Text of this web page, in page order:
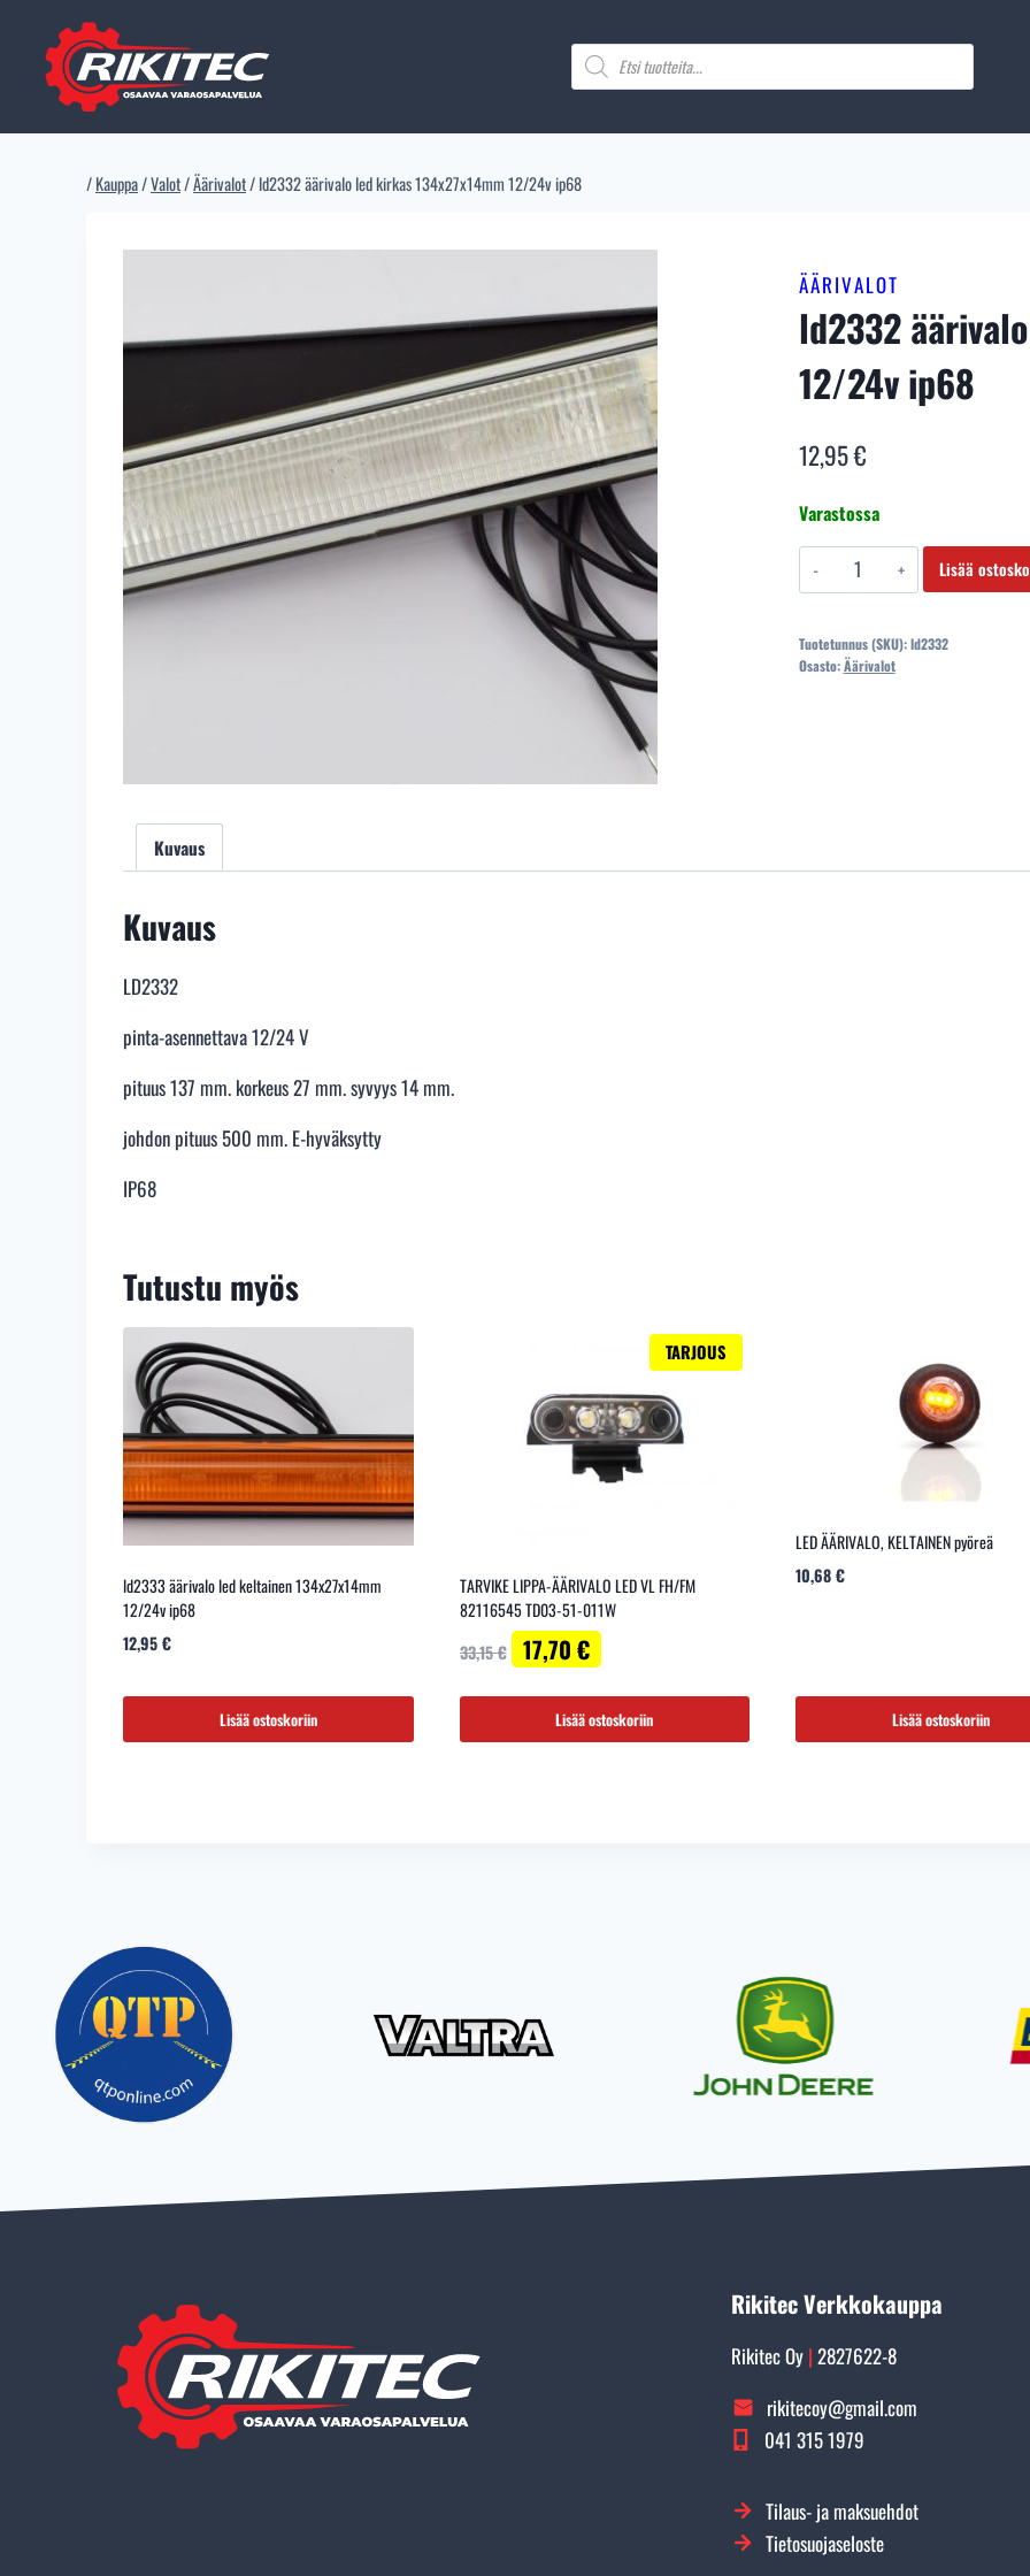
sisältöön
Products
search
/Kauppa/Valot/Äärivalot/ld2332 äärivalo led kirkas 134x27x14mm 12/24v ip68
ÄÄRIVALOT
ld2332
12/24v ip68
12,95€
Varastossa
ld2332
äärivalo
kirkas
Lisää
Tuotetunnus (SKU):ld2332
Osasto:Äärivalot
Kuvaus
Kuvaus
LD2332
pinta-asennettava 12/24 V
pituus 137 mm. korkeus 27 mm. syvyys 14 mm.
johdon pituus 500 mm. E-hyväksytty
IP68
Tutustu myös
ld2333 äärivalo led keltainen 134x27x14mm
12/24v ip68
12,95€
Lisää ostoskoriin
TARJOUS
TARVIKE LIPPA-ÄÄRIVALO LED VL FH/FM
82116545 TD03-51-011W
33,15€ Alkuperäinen
hinta
oli:
33,15 €.
17,70 € Nykyinen
hinta
on:
17,70 €.
Lisää ostoskoriin
LED ÄÄRIVALO, KELTAINEN pyöreä
10,68€
Lisää ostoskoriin
Rikitec Verkkokauppa
Rikitec Oy |2827622-8
rikitecoy@gmail.com
041 315 1979
Tilaus- ja maksuehdot
Tietosuojaseloste